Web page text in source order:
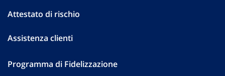
Attestato di rischio
Assistenza clienti
Programma di Fidelizzazione